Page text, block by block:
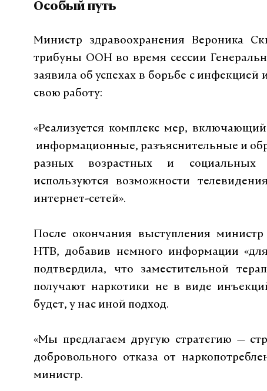
Особый путь
Министр здравоохранения Вероника
трибуны ООН во время сессии
заявила об успехах в борьбе с инфекцией
свою работу:
«Реализуется комплекс мер,
информационные, разъяснительные и
разных возрастных и социальных
используются возможности
интернет-сетей».
После окончания выступления
НТВ, добавив немного информации
подтвердила, что заместительной
получают наркотики не в виде
будет, у нас иной подход.
«Мы предлагаем другую стратегию —
добровольного отказа от
министр.